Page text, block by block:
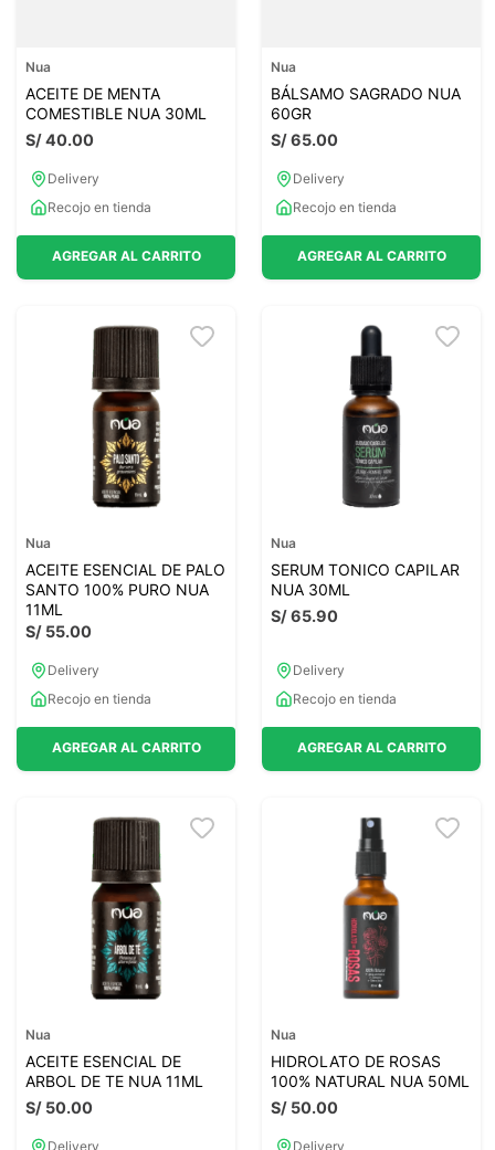
Nua
ACEITE DE MENTA
COMESTIBLE NUA 30ML
S/40.00
Delivery
Recojo en tienda
AGREGAR AL CARRITO
Nua
BÁLSAMO SAGRADO NUA
60GR
S/65.00
Delivery
Recojo en tienda
AGREGAR AL CARRITO
Nua
ACEITE ESENCIAL DE PALO
SANTO 100% PURO NUA
11ML
S/ 55.00
Delivery
Recojo en tienda
AGREGAR AL CARRITO
Nua
SERUM TONICO CAPILAR
NUA 30ML
S/65.90
Delivery
Recojo en tienda
AGREGAR AL CARRITO
Nua
ACEITE ESENCIAL DE
ARBOL DE TE NUA 11ML
S/ 50.00
Delivery
Nua
HIDROLATO DE ROSAS
100% NATURAL NUA 50ML
S/ 50.00
Delivery